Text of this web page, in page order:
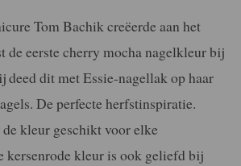
Tom Bachik creëerde aan het
de eerste cherry mocha nagelkleur bij
deed dit met Essie-nagellak op haar
De perfecte herfstinspiratie.
kleur geschikt voor elke
kersenrode kleur is ook geliefd bij